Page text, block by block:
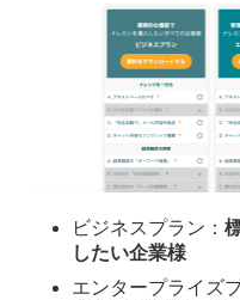
ビジネスプラン：
したい企業様
エンタープライズ